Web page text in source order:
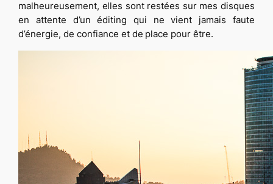
malheureusement, elles sont restées sur mes disques
en attente d’un éditing qui ne vient jamais faute
d’énergie, de confiance et de place pour être.